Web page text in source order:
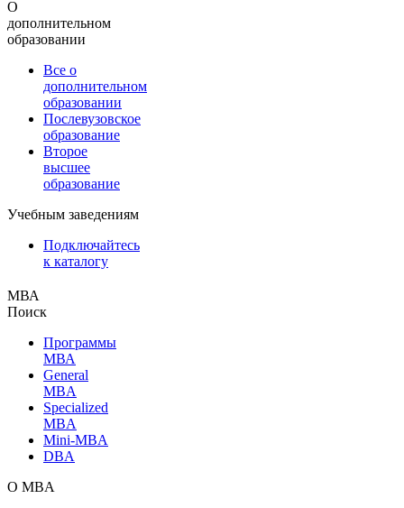
О
дополнительном
образовании
Все о
дополнительном
образовании
Послевузовское
образование
Второе
высшее
образование
Учебным заведениям
Подключайтесь
к каталогу
МВА
Поиск
Программы
МВА
General
MBA
Specialized
MBA
Mini-MBA
DBA
О MBA